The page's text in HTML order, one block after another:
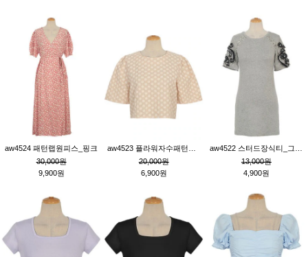
aw4524 패턴랩원피스_핑크
30,000원
9,900원
20,000원
6,900원
13,000원
4,900원